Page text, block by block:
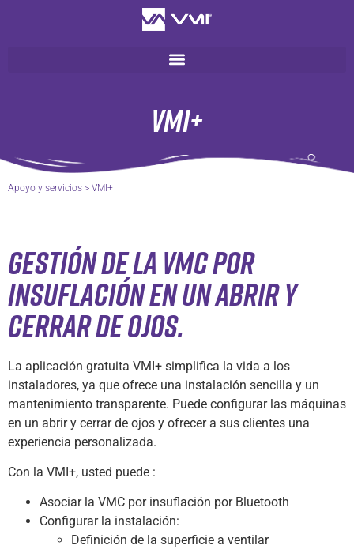
VMI+
Apoyo y servicios > VMI+
Gestión de la VMC por
insuflación en un abrir y
cerrar de ojos.
La aplicación gratuita VMI+ simplifica la vida a los
instaladores, ya que ofrece una instalación sencilla y un
mantenimiento transparente. Puede configurar las máquinas
en un abrir y cerrar de ojos y ofrecer a sus clientes una
experiencia personalizada.
Con la VMI+, usted puede :
Asociar la VMC por insuflación por Bluetooth
Configurar la instalación:
Definición de la superficie a ventilar